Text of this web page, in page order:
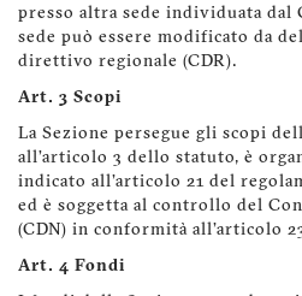
presso altra sede individuata
sede può essere modificato da
direttivo regionale (CDR).
Art. 3 Scopi
La Sezione persegue gli scopi
all’articolo 3 dello statuto, è
indicato all'articolo 21 del
ed è soggetta al controllo del
(CDN) in conformità all'articolo
Art. 4 Fondi